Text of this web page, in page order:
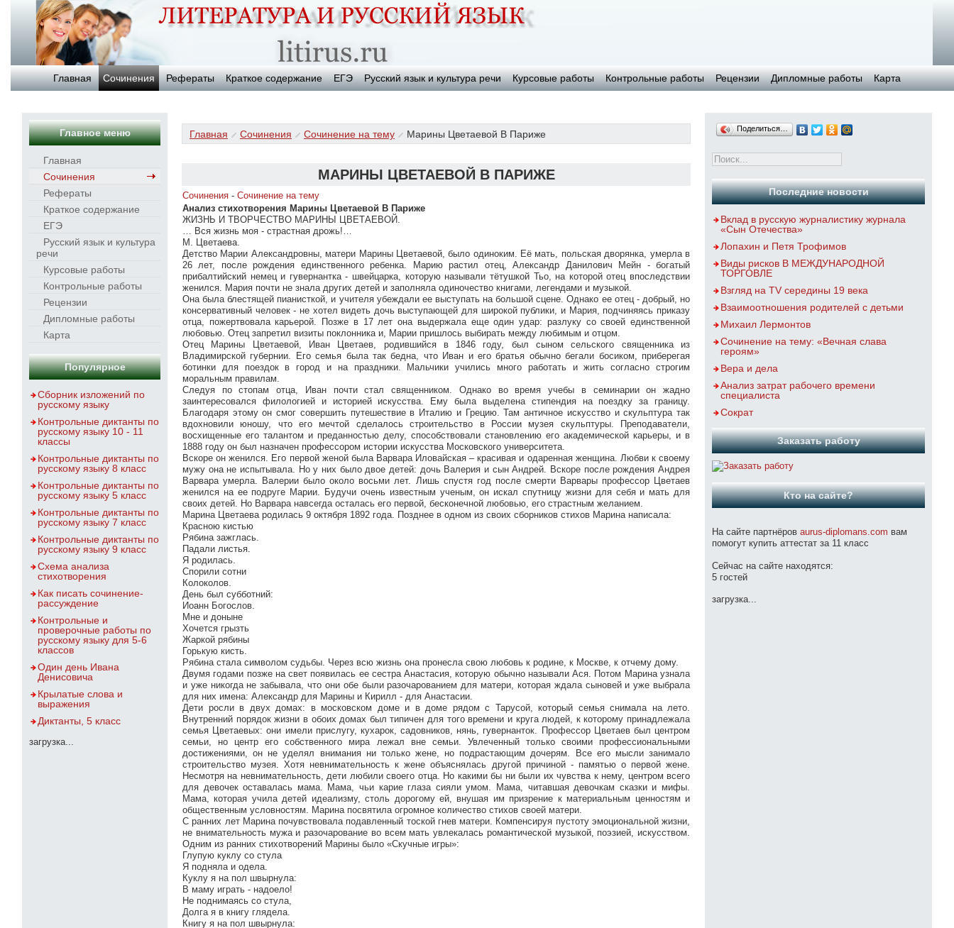
Главная Сочинения Рефераты Краткое содержание ЕГЭ Русский язык и культура речи Курсовые работы Контрольные работы Рецензии Дипломные работы Карта
Главное меню
Главная
Сочинения
Рефераты
Краткое содержание
ЕГЭ
Русский язык и культура
речи
Курсовые работы
Контрольные работы
Рецензии
Дипломные работы
Карта
Популярное
Сборник изложений по
русскому языку
Контрольные диктанты по
русскому языку 10 - 11
классы
Контрольные диктанты по
русскому языку 8 класс
Контрольные диктанты по
русскому языку 5 класс
Контрольные диктанты по
русскому языку 7 класс
Контрольные диктанты по
русскому языку 9 класс
Схема анализа
стихотворения
Как писать сочинение-
рассуждение
Контрольные и
проверочные работы по
русскому языку для 5-6
классов
Один день Ивана
Денисовича
Крылатые слова и
выражения
Диктанты, 5 класс
загрузка...
Главная Сочинения Сочинение на тему Марины Цветаевой В Париже
МАРИНЫ ЦВЕТАЕВОЙ В ПАРИЖЕ
Сочинения - Сочинение на тему
Анализ стихотворения Марины Цветаевой В Париже
ЖИЗНЬ И ТВОРЧЕСТВО МАРИНЫ ЦВЕТАЕВОЙ.
… Вся жизнь моя - страстная дрожь!…
М. Цветаева.
Детство Марии Александровны, матери Марины Цветаевой, было одиноким. Её мать, польская дворянка, умерла в
26 лет, после рождения единственного ребенка. Марию растил отец, Александр Данилович Мейн - богатый
прибалтийский немец и гувернантка - швейцарка, которую называли тётушкой Тьо, на которой отец впоследствии
женился. Мария почти не знала других детей и заполняла одиночество книгами, легендами и музыкой.
Она была блестящей пианисткой, и учителя убеждали ее выступать на большой сцене. Однако ее отец - добрый, но
консервативный человек - не хотел видеть дочь выступающей для широкой публики, и Мария, подчиняясь приказу
отца, пожертвовала карьерой. Позже в 17 лет она выдержала еще один удар: разлуку со своей единственной
любовью. Отец запретил визиты поклонника и, Марии пришлось выбирать между любимым и отцом.
Отец Марины Цветаевой, Иван Цветаев, родившийся в 1846 году, был сыном сельского священника из
Владимирской губернии. Его семья была так бедна, что Иван и его братья обычно бегали босиком, приберегая
ботинки для поездок в город и на праздники. Мальчики учились много работать и жить согласно строгим
моральным правилам.
Следуя по стопам отца, Иван почти стал священником. Однако во время учебы в семинарии он жадно
заинтересовался филологией и историей искусства. Ему была выделена стипендия на поездку за границу.
Благодаря этому он смог совершить путешествие в Италию и Грецию. Там античное искусство и скульптура так
вдохновили юношу, что его мечтой сделалось строительство в России музея скульптуры. Преподаватели,
восхищенные его талантом и преданностью делу, способствовали становлению его академической карьеры, и в
1888 году он был назначен профессором истории искусства Московского университета.
Вскоре он женился. Его первой женой была Варвара Иловайская – красивая и одаренная женщина. Любви к своему
мужу она не испытывала. Но у них было двое детей: дочь Валерия и сын Андрей. Вскоре после рождения Андрея
Варвара умерла. Валерии было около восьми лет. Лишь спустя год после смерти Варвары профессор Цветаев
женился на ее подруге Марии. Будучи очень известным ученым, он искал спутницу жизни для себя и мать для
своих детей. Но Варвара навсегда осталась его первой, бесконечной любовью, его страстным желанием.
Марина Цветаева родилась 9 октября 1892 года. Позднее в одном из своих сборников стихов Марина написала:
Красною кистью
Рябина зажглась.
Падали листья.
Я родилась.
Спорили сотни
Колоколов.
День был субботний:
Иоанн Богослов.
Мне и доныне
Хочется грызть
Жаркой рябины
Горькую кисть.
Рябина стала символом судьбы. Через всю жизнь она пронесла свою любовь к родине, к Москве, к отчему дому.
Двумя годами позже на свет появилась ее сестра Анастасия, которую обычно называли Ася. Потом Марина узнала
и уже никогда не забывала, что они обе были разочарованием для матери, которая ждала сыновей и уже выбрала
для них имена: Александр для Марины и Кирилл - для Анастасии.
Дети росли в двух домах: в московском доме и в доме рядом с Тарусой, который семья снимала на лето.
Внутренний порядок жизни в обоих домах был типичен для того времени и круга людей, к которому принадлежала
семья Цветаевых: они имели прислугу, кухарок, садовников, нянь, гувернанток. Профессор Цветаев был центром
семьи, но центр его собственного мира лежал вне семьи. Увлеченный только своими профессиональными
достижениями, он не уделял внимания ни только жене, но подрастающим дочерям. Все его мысли занимало
строительство музея. Хотя невнимательность к жене объяснялась другой причиной - памятью о первой жене.
Несмотря на невнимательность, дети любили своего отца. Но какими бы ни были их чувства к нему, центром всего
для девочек оставалась мама. Мама, чьи карие глаза сияли умом. Мама, читавшая девочкам сказки и мифы.
Мама, которая учила детей идеализму, столь дорогому ей, внушая им призрение к материальным ценностям и
общественным условностям. Марина посвятила огромное количество стихов своей матери.
С ранних лет Марина почувствовала подавленный тоской гнев матери. Компенсируя пустоту эмоциональной жизни,
не внимательность мужа и разочарование во всем мать увлекалась романтической музыкой, поэзией, искусством.
Одним из ранних стихотворений Марины было «Скучные игры»:
Глупую куклу со стула
Я подняла и одела.
Куклу я на пол швырнула:
В маму играть - надоело!
Не поднимаясь со стула,
Долга я в книгу глядела.
Книгу я на пол швырнула:
Поделиться…
Последние новости
Вклад в русскую журналистику журнала
«Сын Отечества»
Лопахин и Петя Трофимов
Виды рисков В МЕЖДУНАРОДНОЙ
ТОРГОВЛЕ
Взгляд на TV середины 19 века
Взаимоотношения родителей с детьми
Михаил Лермонтов
Сочинение на тему: «Вечная слава
героям»
Вера и дела
Анализ затрат рабочего времени
специалиста
Сократ
Заказать работу
Кто на сайте?
На сайте партнёров aurus-diplomans.com вам
помогут купить аттестат за 11 класс
Сейчас на сайте находятся:
5 гостей
загрузка...